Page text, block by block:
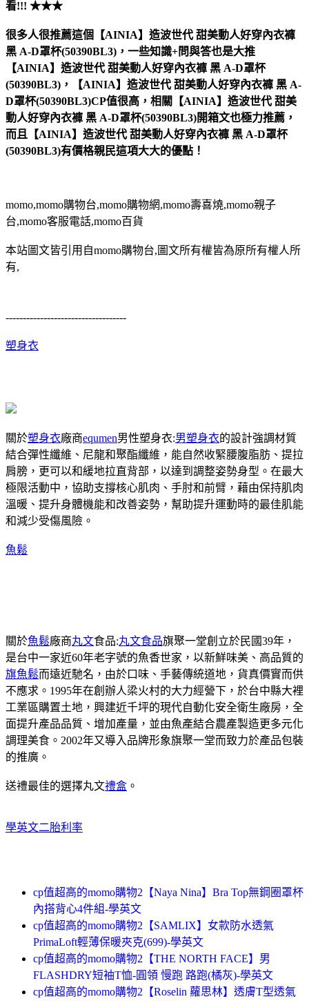
看!!! ★★★
很多人很推薦這個【AINIA】造波世代 甜美動人好穿內衣褲
黑 A-D罩杯(50390BL3)，一些知識+問與答也是大推
【AINIA】造波世代 甜美動人好穿內衣褲 黑 A-D罩杯
(50390BL3)，【AINIA】造波世代 甜美動人好穿內衣褲 黑 A-
D罩杯(50390BL3)CP值很高，相關【AINIA】造波世代 甜美
動人好穿內衣褲 黑 A-D罩杯(50390BL3)開箱文也極力推薦，
而且【AINIA】造波世代 甜美動人好穿內衣褲 黑 A-D罩杯
(50390BL3)有價格親民這項大大的優點！
momo,momo購物台,momo購物網,momo壽喜燒,momo親子
台,momo客服電話,momo百貨
本站圖文皆引用自momo購物台,圖文所有權皆為原所有權人所
有,
-----------------------------------
塑身衣
關於塑身衣廠商equmen男性塑身衣:男塑身衣的設計強調材質
結合彈性纖維、尼龍和聚酯纖維，能自然收緊腰腹脂肪、提拉
肩膀，更可以和緩地拉直背部，以達到調整姿勢身型。在最大
極限活動中，協助支撐核心肌肉、手肘和前臂，藉由保持肌肉
溫暖、提升身體機能和改善姿勢，幫助提升運動時的最佳肌能
和減少受傷風險。
魚鬆
關於魚鬆廠商丸文食品:丸文食品旗聚一堂創立於民國39年，
是台中一家近60年老字號的魚香世家，以新鮮味美、高品質的
旗魚鬆而遠近馳名，由於口味、手藝傳統道地，貨真價實而供
不應求。1995年在創辦人梁火村的大力經營下，於台中縣大裡
工業區購置土地，興建近千坪的現代自動化安全衛生廠房，全
面提升產品品質、增加產量，並由魚產結合農產製造更多元化
調理美食。2002年又導入品牌形象旗聚一堂而致力於產品包裝
的推廣。
送禮最佳的選擇丸文禮盒 。
學英文二胎利率
cp值超高的momo購物2【Naya Nina】Bra Top無鋼圈罩杯
內搭背心4件組-學英文
cp值超高的momo購物2【SAMLIX】女款防水透氣
PrimaLoft輕薄保暖夾克(699)-學英文
cp值超高的momo購物2【THE NORTH FACE】男
FLASHDRY短袖T恤-圓領 慢跑 路跑(橘灰)-學英文
cp值超高的momo購物2【Roselin 蘿思林】透膚T型透氣